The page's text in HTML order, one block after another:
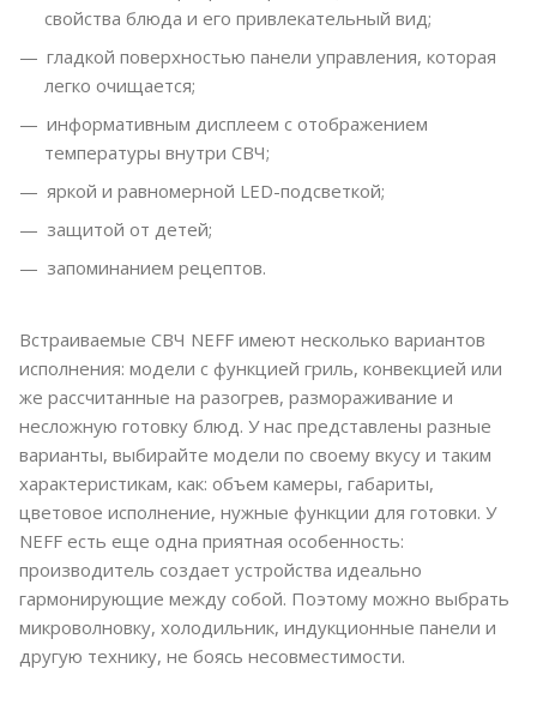
свойства блюда и его привлекательный вид;
гладкой поверхностью панели управления, которая
легко очищается;
информативным дисплеем с отображением
температуры внутри СВЧ;
яркой и равномерной LED-подсветкой;
защитой от детей;
запоминанием рецептов.
Встраиваемые СВЧ NEFF имеют несколько вариантов
исполнения: модели с функцией гриль, конвекцией или
же рассчитанные на разогрев, размораживание и
несложную готовку блюд. У нас представлены разные
варианты, выбирайте модели по своему вкусу и таким
характеристикам, как: объем камеры, габариты,
цветовое исполнение, нужные функции для готовки. У
NEFF есть еще одна приятная особенность:
производитель создает устройства идеально
гармонирующие между собой. Поэтому можно выбрать
микроволновку, холодильник, индукционные панели и
другую технику, не боясь несовместимости.